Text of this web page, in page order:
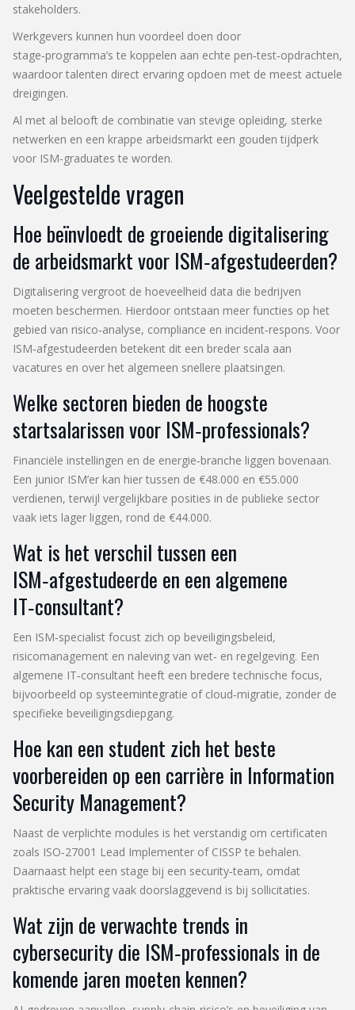
stakeholders.
Werkgevers kunnen hun voordeel doen door
stage‑programma’s te koppelen aan echte pen‑test‑opdrachten,
waardoor talenten direct ervaring opdoen met de meest actuele
dreigingen.
Al met al belooft de combinatie van stevige opleiding, sterke
netwerken en een krappe arbeidsmarkt een gouden tijdperk
voor ISM‑graduates te worden.
Veelgestelde vragen
Hoe beïnvloedt de groeiende digitalisering
de arbeidsmarkt voor ISM‑afgestudeerden?
Digitalisering vergroot de hoeveelheid data die bedrijven
moeten beschermen. Hierdoor ontstaan meer functies op het
gebied van risico‑analyse, compliance en incident‑respons. Voor
ISM‑afgestudeerden betekent dit een breder scala aan
vacatures en over het algemeen snellere plaatsingen.
Welke sectoren bieden de hoogste
startsalarissen voor ISM‑professionals?
Financiële instellingen en de energie‑branche liggen bovenaan.
Een junior ISM’er kan hier tussen de €48.000 en €55.000
verdienen, terwijl vergelijkbare posities in de publieke sector
vaak iets lager liggen, rond de €44.000.
Wat is het verschil tussen een
ISM‑afgestudeerde en een algemene
IT‑consultant?
Een ISM‑specialist focust zich op beveiligingsbeleid,
risicomanagement en naleving van wet‑ en regelgeving. Een
algemene IT‑consultant heeft een bredere technische focus,
bijvoorbeeld op systeemintegratie of cloud‑migratie, zonder de
specifieke beveiligingsdiepgang.
Hoe kan een student zich het beste
voorbereiden op een carrière in Information
Security Management?
Naast de verplichte modules is het verstandig om certificaten
zoals ISO‑27001 Lead Implementer of CISSP te behalen.
Daarnaast helpt een stage bij een security‑team, omdat
praktische ervaring vaak doorslaggevend is bij sollicitaties.
Wat zijn de verwachte trends in
cybersecurity die ISM‑professionals in de
komende jaren moeten kennen?